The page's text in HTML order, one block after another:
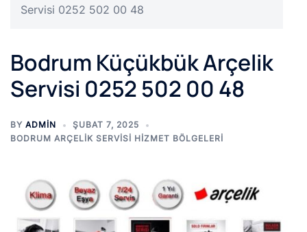
Servisi 0252 502 00 48
Bodrum Küçükbük Arçelik
Servisi 0252 502 00 48
BY ADMIN
ŞUBAT 7, 2025
BODRUM ARÇELIK SERVISI HIZMET BÖLGELERI